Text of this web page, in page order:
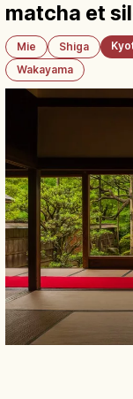
matcha et
Mie Shiga
Wakayama